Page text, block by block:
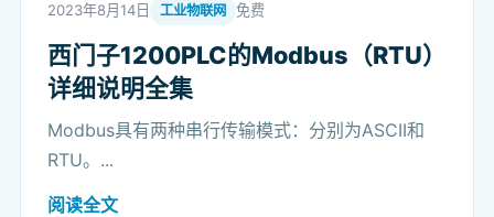
2023年8月14日 工业物联网 免费
西门子1200PLC的Modbus（RTU）
详细说明全集
Modbus具有两种串行传输模式：分别为ASCII和
RTU。...
阅读全文